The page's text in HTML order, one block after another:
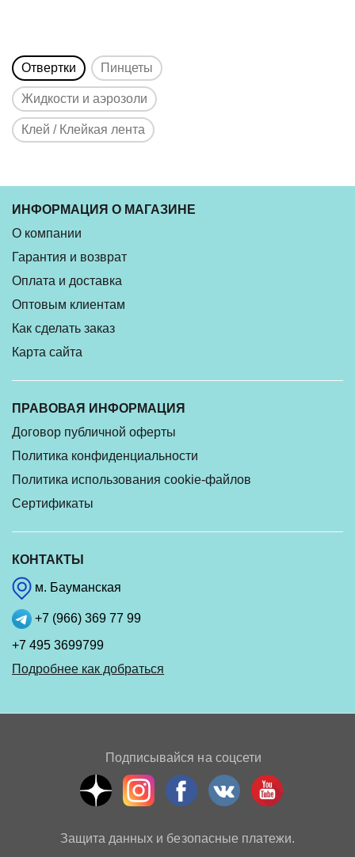
Отвертки Пинцеты
Жидкости и аэрозоли
Клей / Клейкая лента
ИНФОРМАЦИЯ О МАГАЗИНЕ
О компании
Гарантия и возврат
Оплата и доставка
Оптовым клиентам
Как сделать заказ
Карта сайта
ПРАВОВАЯ ИНФОРМАЦИЯ
Договор публичной оферты
Политика конфиденциальности
Политика использования cookie-файлов
Сертификаты
КОНТАКТЫ
м. Бауманская
+7 (966) 369 77 99
+7 495 3699799
Подробнее как добраться
Подписывайся на соцсети
Защита данных и безопасные платежи.